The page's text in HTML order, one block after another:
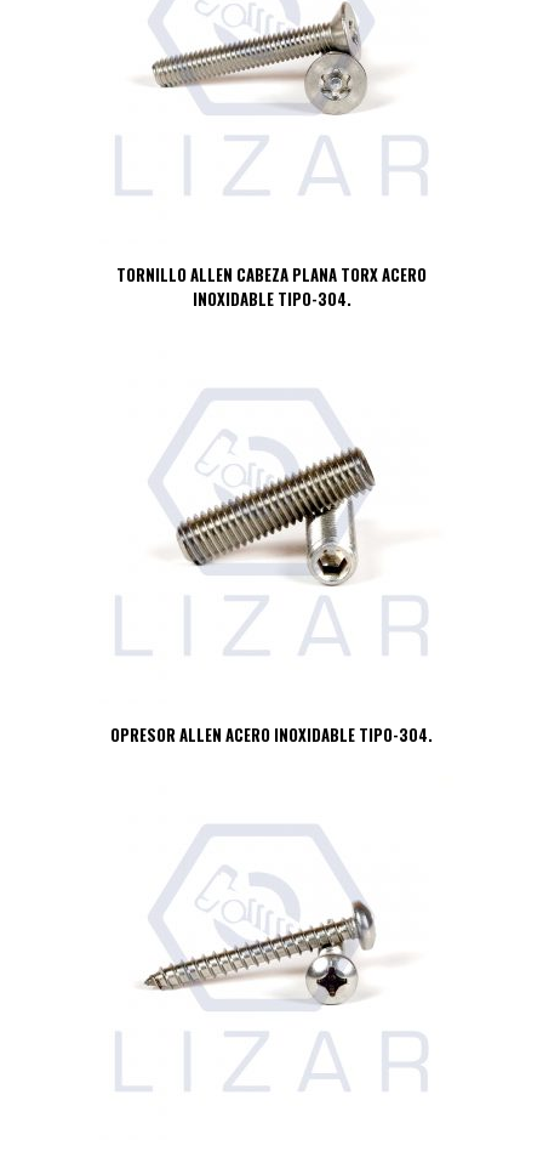
TORNILLO ALLEN CABEZA PLANA TORX ACERO
INOXIDABLE TIPO-304.
OPRESOR ALLEN ACERO INOXIDABLE TIPO-304.